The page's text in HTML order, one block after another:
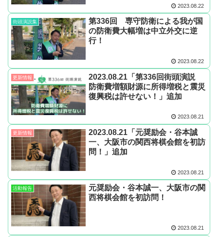
2023.08.22
街頭演説集
第336回 専守防衛による我が国
の防衛費大幅増は中立外交に逆
行！
2023.08.22
更新情報
2023.08.21「第336回街頭演説
防衛費増額財源に所得増税と震災
復興税は許せない！」追加
2023.08.21
更新情報
2023.08.21「元奨励会・谷本誠
一、大阪市の関西将棋会館を初訪
問！」追加
2023.08.21
活動報告
元奨励会・谷本誠一、大阪市の関
西将棋会館を初訪問！
2023.08.21